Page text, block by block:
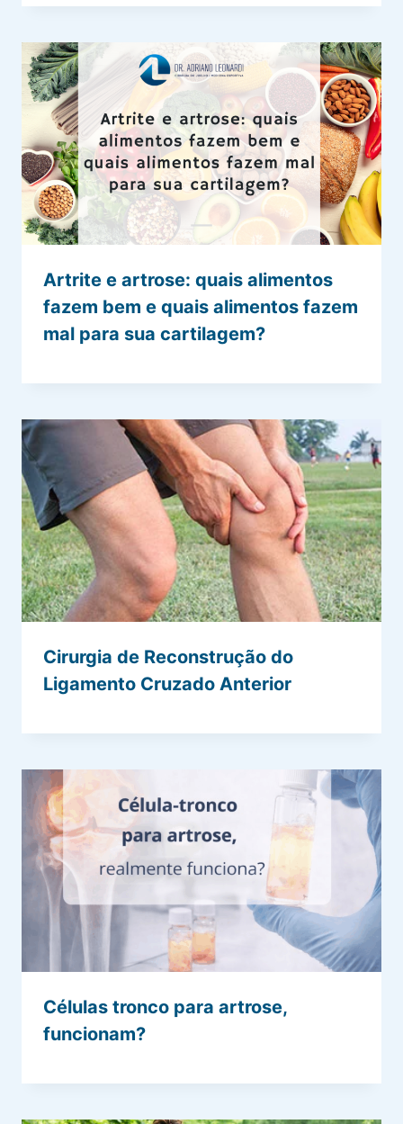
Artrite e artrose: quais alimentos
fazem bem e quais alimentos fazem
mal para sua cartilagem?
Cirurgia de Reconstrução do
Ligamento Cruzado Anterior
Células tronco para artrose,
funcionam?